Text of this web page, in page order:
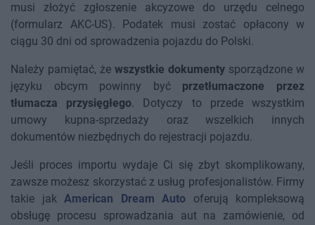
musi złożyć zgłoszenie akcyzowe do urzędu celnego
(formularz AKC-US). Podatek musi zostać opłacony w
ciągu 30 dni od sprowadzenia pojazdu do Polski.
Należy pamiętać, że wszystkie dokumenty sporządzone w
języku obcym powinny być przetłumaczone przez
tłumacza przysięgłego. Dotyczy to przede wszystkim
umowy kupna-sprzedaży oraz wszelkich innych
dokumentów niezbędnych do rejestracji pojazdu.
Jeśli proces importu wydaje Ci się zbyt skomplikowany,
zawsze możesz skorzystać z usług profesjonalistów. Firmy
takie jak American Dream Auto
oferują kompleksową
obsługę procesu sprowadzania aut na zamówienie, od